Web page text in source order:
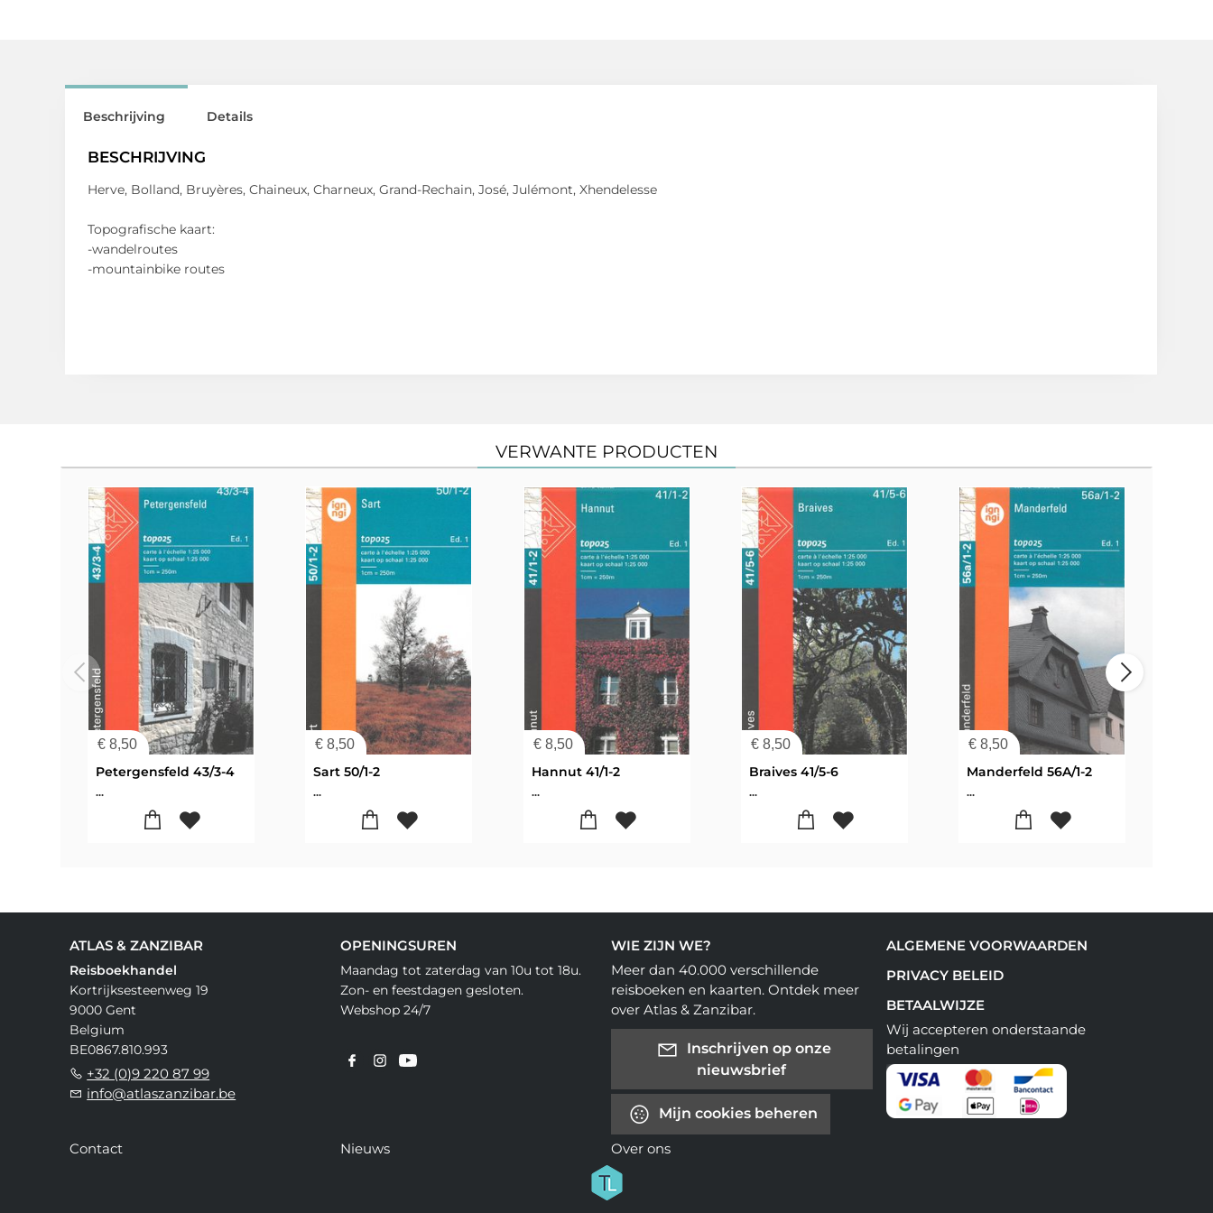
Beschrijving
BESCHRIJVING
Herve, Bolland, Bruyères, Chaineux, Charneux, Grand-Rechain, José, Julémont, Xhendelesse
Topografische kaart:
-wandelroutes
-mountainbike routes
Details
VERWANTE PRODUCTEN
€ 8,50
Petergensfeld 43/3-4
...
€ 8,50
Sart 50/1-2
...
€8,50
Hannut 41/1-2
...
€8,50
Braives 41/5-6
...
€ 8,50
Manderfeld 56A/1-2
...
ATLAS & ZANZIBAR
Reisboekhandel
Kortrijksesteenweg 19
9000 Gent
Belgium
BE0867.810.993
+32 (0)9 220 87 99
info@atlaszanzibar.be
OPENINGSUREN
Maandag tot zaterdag van 10u tot 18u.
Zon- en feestdagen gesloten.
Webshop 24/7
WIE ZIJN WE?
Meer dan 40.000 verschillende
reisboeken en kaarten. Ontdek meer
over Atlas & Zanzibar.
Inschrijven op onze
nieuwsbrief
Mijn cookies beheren
ALGEMENE VOORWAARDEN
PRIVACY BELEID
BETAALWIJZE
Wij accepteren onderstaande
betalingen
Contact Nieuws Over ons